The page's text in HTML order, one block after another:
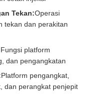
Tekan:Operasi
tekan dan perakitan
Fungsi platform
dan pengangkatan
Platform pengangkat,
dan perangkat penjepit